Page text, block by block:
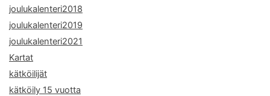
joulukalenteri2018
joulukalenteri2019
joulukalenteri2021
Kartat
kätköilijät
kätköily 15 vuotta